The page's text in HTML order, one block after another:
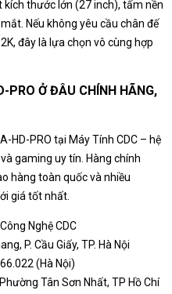
kích thước lớn (27 inch), tấm nền
Nếu không yêu cầu chân đế
đây là lựa chọn vô cùng hợp
PRO Ở ĐÂU CHÍNH HÃNG,
HD-PRO tại Máy Tính CDC – hệ
gaming uy tín. Hàng chính
hàng toàn quốc và nhiều
giá tốt nhất.
Nghệ CDC
P. Cầu Giấy, TP. Hà Nội
(Hà Nội)
Tân Sơn Nhất, TP Hồ Chí